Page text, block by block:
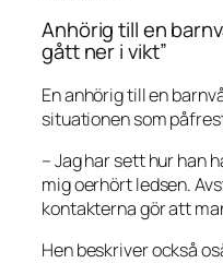
Anhörig till en
gått ner i vikt”
En anhörig till en
situationen som
– Jag har sett hur han
mig oerhört ledsen.
kontakterna gör att
Hen beskriver också